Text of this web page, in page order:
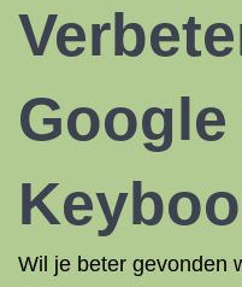
Google
Wil je beter gevonden